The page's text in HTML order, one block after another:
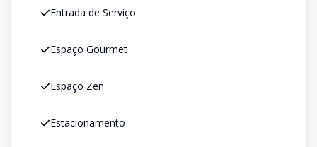
Entrada de Serviço
Espaço Gourmet
Espaço Zen
Estacionamento